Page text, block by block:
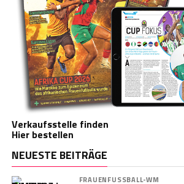
Verkaufsstelle finden
Hier bestellen
NEUESTE BEITRÄGE
FRAUENFUSSBALL-WM